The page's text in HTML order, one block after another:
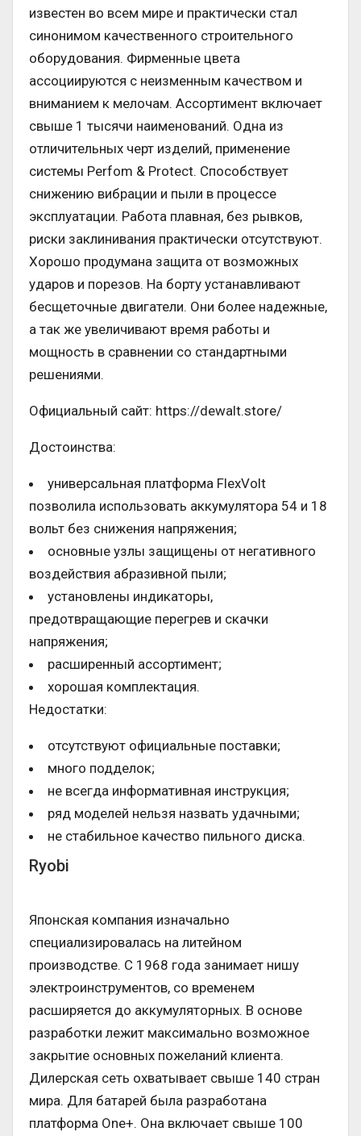
известен во всем мире и практически стал
синонимом качественного строительного
оборудования. Фирменные цвета
ассоциируются с неизменным качеством и
вниманием к мелочам. Ассортимент включает
свыше 1 тысячи наименований. Одна из
отличительных черт изделий, применение
системы Perfom & Protect. Способствует
снижению вибрации и пыли в процессе
эксплуатации. Работа плавная, без рывков,
риски заклинивания практически отсутствуют.
Хорошо продумана защита от возможных
ударов и порезов. На борту устанавливают
бесщеточные двигатели. Они более надежные,
а так же увеличивают время работы и
мощность в сравнении со стандартными
решениями.
Официальный сайт: https://dewalt.store/
Достоинства:
универсальная платформа FlexVolt
позволила использовать аккумулятора 54 и 18
вольт без снижения напряжения;
основные узлы защищены от негативного
воздействия абразивной пыли;
установлены индикаторы,
предотвращающие перегрев и скачки
напряжения;
расширенный ассортимент;
хорошая комплектация.
Недостатки:
отсутствуют официальные поставки;
много подделок;
не всегда информативная инструкция;
ряд моделей нельзя назвать удачными;
не стабильное качество пильного диска.
Ryobi
Японская компания изначально
специализировалась на литейном
производстве. С 1968 года занимает нишу
электроинструментов, со временем
расширяется до аккумуляторных. В основе
разработки лежит максимально возможное
закрытие основных пожеланий клиента.
Дилерская сеть охватывает свыше 140 стран
мира. Для батарей была разработана
платформа One+. Она включает свыше 100